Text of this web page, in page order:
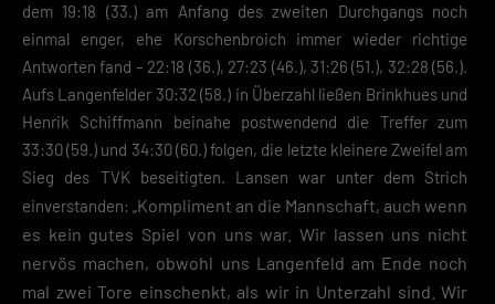
dem 19:18 (33.) am Anfang des zweiten Durchgangs noch
einmal enger, ehe Korschenbroich immer wieder richtige
Antworten fand – 22:18 (36.), 27:23 (46.), 31:26 (51.), 32:28 (56.).
Aufs Langenfelder 30:32 (58.) in Überzahl ließen Brinkhues und
Henrik Schiffmann beinahe postwendend die Treffer zum
33:30 (59.) und 34:30 (60.) folgen, die letzte kleinere Zweifel am
Sieg des TVK beseitigten. Lansen war unter dem Strich
einverstanden: „Kompliment an die Mannschaft, auch wenn
es kein gutes Spiel von uns war. Wir lassen uns nicht
nervös machen, obwohl uns Langenfeld am Ende noch
mal zwei Tore einschenkt, als wir in Unterzahl sind. Wir